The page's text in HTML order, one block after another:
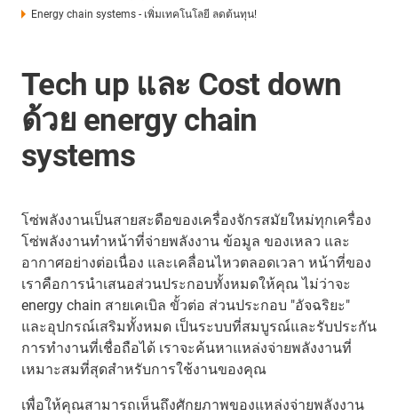
Energy chain systems - เพิ่มเทคโนโลยี ลดต้นทุน!
Tech up และ Cost down
ด้วย energy chain
systems
โซ่พลังงานเป็นสายสะดือของเครื่องจักรสมัยใหม่ทุกเครื่อง
โซ่พลังงานทำหน้าที่จ่ายพลังงาน ข้อมูล ของเหลว และ
อากาศอย่างต่อเนื่อง และเคลื่อนไหวตลอดเวลา หน้าที่ของ
เราคือการนำเสนอส่วนประกอบทั้งหมดให้คุณ ไม่ว่าจะ
energy chain สายเคเบิล ขั้วต่อ ส่วนประกอบ "อัจฉริยะ"
และอุปกรณ์เสริมทั้งหมด เป็นระบบที่สมบูรณ์และรับประกัน
การทำงานที่เชื่อถือได้ เราจะค้นหาแหล่งจ่ายพลังงานที่
เหมาะสมที่สุดสำหรับการใช้งานของคุณ
เพื่อให้คุณสามารถเห็นถึงศักยภาพของแหล่งจ่ายพลังงาน